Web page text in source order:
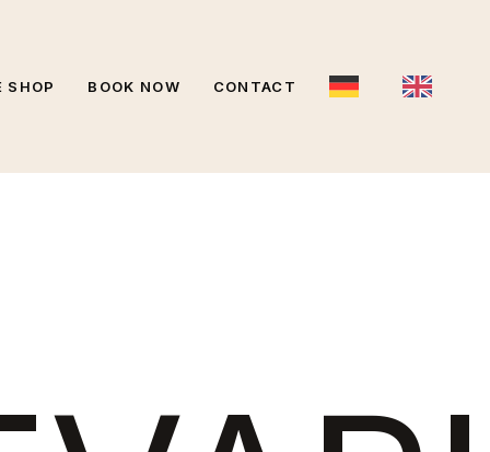
SHOP BOOK NOW CONTACT